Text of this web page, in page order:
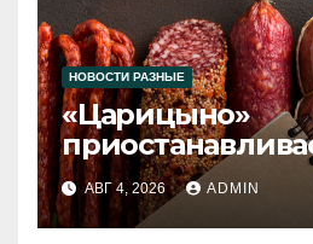
НОВОСТИ РАЗНЫЕ
«Царицыно»
продукции
АВГ 4, 2026 ADMIN